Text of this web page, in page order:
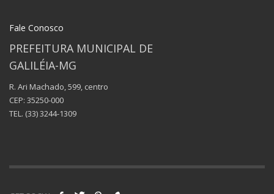
Fale Conosco
PREFEITURA MUNICIPAL DE
GALILÉIA-MG
R. Ari Machado, 599, centro
CEP: 35250-000
TEL. (33) 3244-1309